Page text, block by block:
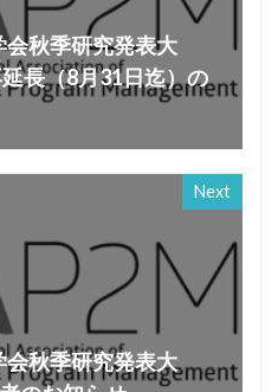
会秋季研究発表大
長（8月31日迄）の
Next
会秋季研究発表大